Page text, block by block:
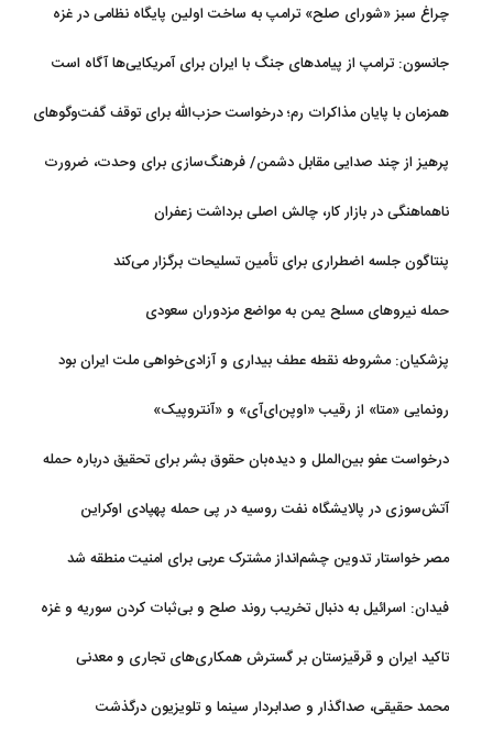
چراغ سبز «شورای صلح» ترامپ به ساخت اولین پایگاه نظامی در غزه
جانسون: ترامپ از پیامدهای جنگ با ایران برای آمریکایی‌ها آگاه است
همزمان با پایان مذاکرات رم؛ درخواست حزب‌الله برای توقف گفت‌وگوهای
پرهیز از چند صدایی مقابل دشمن/ فرهنگ‌سازی برای وحدت، ضرورت
ناهماهنگی در بازار کار، چالش اصلی برداشت زعفران
پنتاگون جلسه اضطراری برای تأمین تسلیحات برگزار می‌کند
حمله نیروهای مسلح یمن به مواضع مزدوران سعودی
پزشکیان: مشروطه نقطه عطف بیداری و آزادی‌خواهی ملت ایران بود
رونمایی «متا» از رقیب «اوپن‌ای‌آی» و «آنتروپیک»
درخواست عفو بین‌الملل و دیده‌بان حقوق بشر برای تحقیق درباره حمله
آتش‌سوزی در پالایشگاه نفت روسیه در پی حمله پهپادی اوکراین
مصر خواستار تدوین چشم‌انداز مشترک عربی برای امنیت منطقه شد
فیدان: اسرائیل به دنبال تخریب روند صلح و بی‌ثبات کردن سوریه و غزه
تاکید ایران و قرقیزستان بر گسترش همکاری‌های تجاری و معدنی
محمد حقیقی، صداگذار و صدابردار سینما و تلویزیون درگذشت